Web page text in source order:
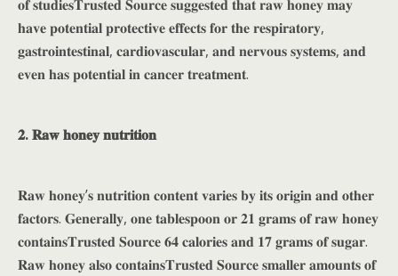
𝐨𝐟 𝐬𝐭𝐮𝐝𝐢𝐞𝐬𝐓𝐫𝐮𝐬𝐭𝐞𝐝 𝐒𝐨𝐮𝐫𝐜𝐞 𝐬𝐮𝐠𝐠𝐞𝐬𝐭𝐞𝐝 𝐭𝐡𝐚𝐭 𝐫𝐚𝐰 𝐡𝐨𝐧𝐞𝐲 𝐦𝐚𝐲
𝐡𝐚𝐯𝐞 𝐩𝐨𝐭𝐞𝐧𝐭𝐢𝐚𝐥 𝐩𝐫𝐨𝐭𝐞𝐜𝐭𝐢𝐯𝐞 𝐞𝐟𝐟𝐞𝐜𝐭𝐬 𝐟𝐨𝐫 𝐭𝐡𝐞 𝐫𝐞𝐬𝐩𝐢𝐫𝐚𝐭𝐨𝐫𝐲,
𝐠𝐚𝐬𝐭𝐫𝐨𝐢𝐧𝐭𝐞𝐬𝐭𝐢𝐧𝐚𝐥, 𝐜𝐚𝐫𝐝𝐢𝐨𝐯𝐚𝐬𝐜𝐮𝐥𝐚𝐫, 𝐚𝐧𝐝 𝐧𝐞𝐫𝐯𝐨𝐮𝐬 𝐬𝐲𝐬𝐭𝐞𝐦𝐬, 𝐚𝐧𝐝
𝐞𝐯𝐞𝐧 𝐡𝐚𝐬 𝐩𝐨𝐭𝐞𝐧𝐭𝐢𝐚𝐥 𝐢𝐧 𝐜𝐚𝐧𝐜𝐞𝐫 𝐭𝐫𝐞𝐚𝐭𝐦𝐞𝐧𝐭.
𝟐. 𝐑𝐚𝐰 𝐡𝐨𝐧𝐞𝐲 𝐧𝐮𝐭𝐫𝐢𝐭𝐢𝐨𝐧
𝐑𝐚𝐰 𝐡𝐨𝐧𝐞𝐲’𝐬 𝐧𝐮𝐭𝐫𝐢𝐭𝐢𝐨𝐧 𝐜𝐨𝐧𝐭𝐞𝐧𝐭 𝐯𝐚𝐫𝐢𝐞𝐬 𝐛𝐲 𝐢𝐭𝐬 𝐨𝐫𝐢𝐠𝐢𝐧 𝐚𝐧𝐝 𝐨𝐭𝐡𝐞𝐫
𝐟𝐚𝐜𝐭𝐨𝐫𝐬. 𝐆𝐞𝐧𝐞𝐫𝐚𝐥𝐥𝐲, 𝐨𝐧𝐞 𝐭𝐚𝐛𝐥𝐞𝐬𝐩𝐨𝐨𝐧 𝐨𝐫 𝟐𝟏 𝐠𝐫𝐚𝐦𝐬 𝐨𝐟 𝐫𝐚𝐰 𝐡𝐨𝐧𝐞𝐲
𝐜𝐨𝐧𝐭𝐚𝐢𝐧𝐬𝐓𝐫𝐮𝐬𝐭𝐞𝐝 𝐒𝐨𝐮𝐫𝐜𝐞 𝟔𝟒 𝐜𝐚𝐥𝐨𝐫𝐢𝐞𝐬 𝐚𝐧𝐝 𝟏𝟕 𝐠𝐫𝐚𝐦𝐬 𝐨𝐟 𝐬𝐮𝐠𝐚𝐫.
𝐑𝐚𝐰 𝐡𝐨𝐧𝐞𝐲 𝐚𝐥𝐬𝐨 𝐜𝐨𝐧𝐭𝐚𝐢𝐧𝐬𝐓𝐫𝐮𝐬𝐭𝐞𝐝 𝐒𝐨𝐮𝐫𝐜𝐞 𝐬𝐦𝐚𝐥𝐥𝐞𝐫 𝐚𝐦𝐨𝐮𝐧𝐭𝐬 𝐨𝐟